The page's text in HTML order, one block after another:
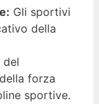
Gli sportivi
della
del
forza
sportive.